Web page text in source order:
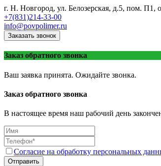
г. Н. Новгород, ул. Белозерская, д.5, пом. П1,
+7(831)214-33-00
info@povpolimer.ru
Заказать звонок
Заказ обратного звонка
Ваш заявка принята. Ожидайте звонка.
Заказ обратного звонка
В настоящее время наш рабочий день
Согласие на обработку персональных
Отправить